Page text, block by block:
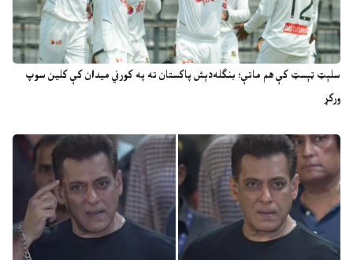
سلېټ ټېسټ کې هم ماتې؛ بنګله‌دېش پاکستان ته په کورني میدان کې کلین سوپ
ورکړ